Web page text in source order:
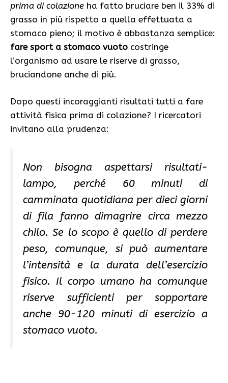
prima di colazione ha fatto bruciare ben il 33% di
grasso in più rispetto a quella effettuata a
stomaco pieno; il motivo è abbastanza semplice:
fare sport a stomaco vuoto costringe
l’organismo ad usare le riserve di grasso,
bruciandone anche di più.
Dopo questi incoraggianti risultati tutti a fare
attività fisica prima di colazione? I ricercatori
invitano alla prudenza:
Non bisogna aspettarsi risultati-
lampo, perché 60 minuti di
camminata quotidiana per dieci giorni
di fila fanno dimagrire circa mezzo
chilo. Se lo scopo è quello di perdere
peso, comunque, si può aumentare
l’intensità e la durata dell’esercizio
fisico. Il corpo umano ha comunque
riserve sufficienti per sopportare
anche 90-120 minuti di esercizio a
stomaco vuoto.